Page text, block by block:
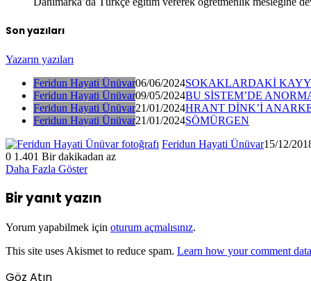
Son yazıları
Yazarın yazıları
Feridun Hayati Ünüvar06/06/2024SOKAKLARDAKİ
Feridun Hayati Ünüvar09/05/2024BU SİSTEM’DE
Feridun Hayati Ünüvar21/01/2024HRANT DİNK’İ
Feridun Hayati Ünüvar21/01/2024SÖMÜRGEN
Feridun Hayati Ünüvar15/12/
0 1.401 Bir dakikadan az
Daha Fazla Göster
Bir yanıt yazın
Yorum yapabilmek için oturum açmalısınız.
This site uses Akismet to reduce spam. Learn how your comment
Göz Atın